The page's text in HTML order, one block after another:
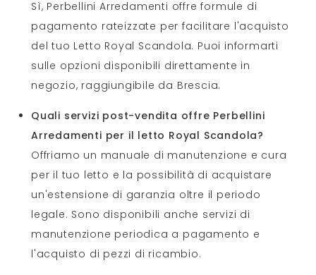
Sì, Perbellini Arredamenti offre formule di
pagamento rateizzate per facilitare l'acquisto
del tuo Letto Royal Scandola. Puoi informarti
sulle opzioni disponibili direttamente in
negozio, raggiungibile da Brescia.
Quali servizi post-vendita offre Perbellini
Arredamenti per il letto Royal Scandola?
Offriamo un manuale di manutenzione e cura
per il tuo letto e la possibilità di acquistare
un'estensione di garanzia oltre il periodo
legale. Sono disponibili anche servizi di
manutenzione periodica a pagamento e
l'acquisto di pezzi di ricambio.